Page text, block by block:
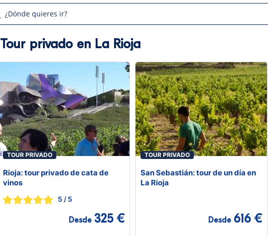
¿Dónde quieres ir?
Tour privado en La Rioja
TOUR PRIVADO
Rioja: tour privado de cata de
vinos
5 / 5
Desde 325 €
TOUR PRIVADO
San Sebastián: tour de un día en
La Rioja
Desde 616 €